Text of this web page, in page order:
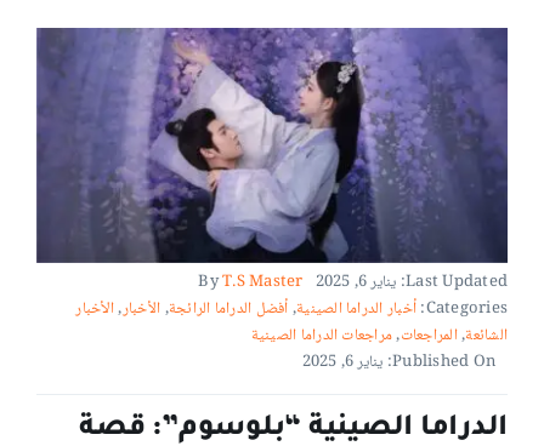
Last Updated: يناير 6, 2025 ByT.S Master
Categories: أخبار الدراما الصينية,أفضل الدراما الرائجة,الأخبار,الأخبار
الشائعة,المراجعات,مراجعات الدراما الصينية
Published On: يناير 6, 2025
الدراما الصينية “بلوسوم”: قصة